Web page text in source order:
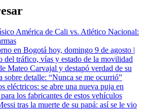
América de Cali vs. Atlético Nacional:
en Bogotá hoy, domingo 9 de agosto |
del tráfico, vías y estado de la movilidad
Mateo Carvajal y destapó verdad de su
sobre detalle: “Nunca se me ocurrió”
eléctricos: se abre una nueva puja en
los fabricantes de estos vehículos
tras la muerte de su papá: así se le vio